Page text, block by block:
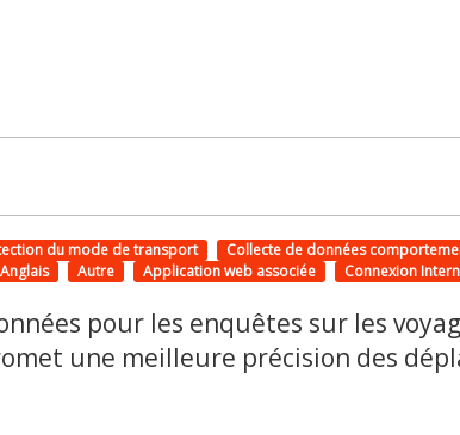
du mode de transport Collecte de données
Anglais Autre Application web associée Connexion
pour les enquêtes sur les
une meilleure précision des